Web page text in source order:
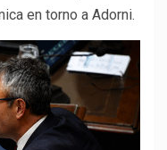
en torno a Adorni.